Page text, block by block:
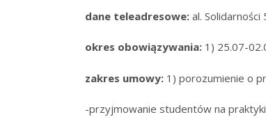
dane teleadresowe: al.
okres obowiązywania: 1) 25.07-
zakres umowy: 1) porozumienie o
-przyjmowanie studentów na